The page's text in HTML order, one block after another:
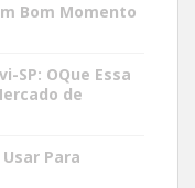
Bom Momento
SP: OQue Essa
de
Para